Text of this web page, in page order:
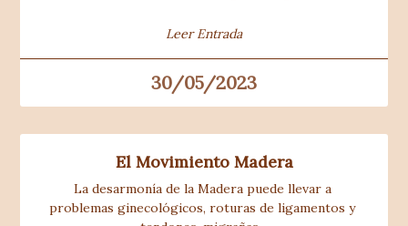
Leer Entrada
30/05/2023
El Movimiento Madera
La desarmonía de la Madera puede llevar a
problemas ginecológicos, roturas de ligamentos y